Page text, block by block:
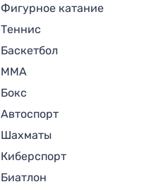
Фигурное катание
Теннис
Баскетбол
MMA
Бокс
Автоспорт
Шахматы
Киберспорт
Биатлон